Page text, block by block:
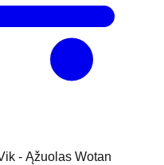
- Ąžuolas Wotan